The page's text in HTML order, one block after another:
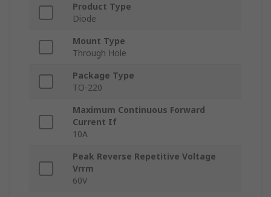
Product Type
Diode
Mount Type
Through Hole
Package Type
TO-220
Maximum Continuous Forward
Current If
10A
Peak Reverse Repetitive Voltage
Vrrm
60V